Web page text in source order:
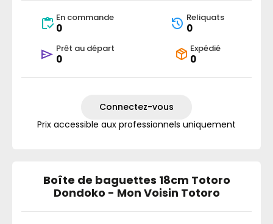
En commande
0
Reliquats
0
Prêt au départ
0
Expédié
0
Connectez-vous
Prix accessible aux professionnels uniquement
Boîte de baguettes 18cm Totoro
Dondoko - Mon Voisin Totoro